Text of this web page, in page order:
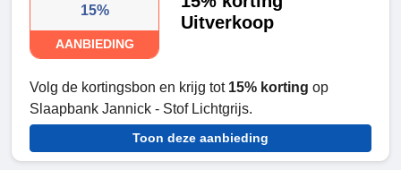
15%
AANBIEDING
Uitverkoop
Volg de kortingsbon en krijg tot 15% korting op
Slaapbank Jannick - Stof Lichtgrijs.
Toon deze aanbieding